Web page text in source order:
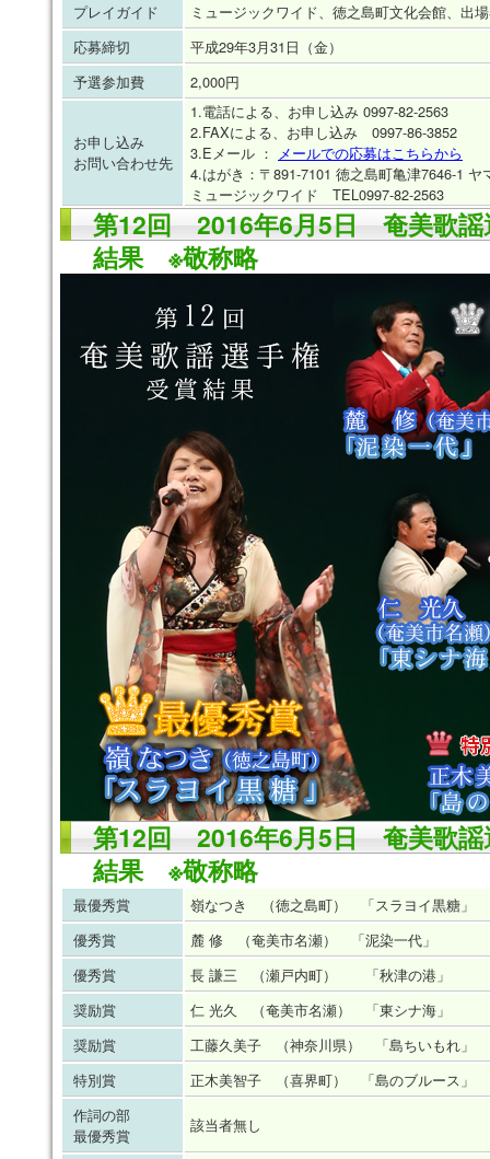
プレイガイド
ミュージックワイド、徳之島町文化会館、出
応募締切
平成29年3月31日（金）
予選参加費
2,000円
お申し込み
お問い合わせ先
1.電話による、お申し込み 0997-82-2563
2.FAXによる、お申し込み 0997-86-3852
3.Eメール ： メールでの応募はこちらから
4.はがき：〒891-7101 徳之島町亀津7646-1
ミュージックワイド TEL0997-82-2563
第12回 2016年6月5日 奄美歌
結果 ※敬称略
第12回 2016年6月5日 奄美歌
結果 ※敬称略
最優秀賞
嶺なつき （徳之島町） 「スラヨイ黒糖」
優秀賞
麓 修 （奄美市名瀬） 「泥染一代」
優秀賞
長 謙三 （瀬戸内町） 「秋津の港」
奨励賞
仁 光久 （奄美市名瀬） 「東シナ海」
奨励賞
工藤久美子 （神奈川県） 「島ちいもれ」
特別賞
正木美智子 （喜界町） 「島のブルース」
作詞の部
最優秀賞
該当者無し